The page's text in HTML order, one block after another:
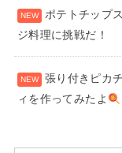
ポテトチップ
ジ料理に挑戦だ！
張り付きピカ
ィを作ってみたよ